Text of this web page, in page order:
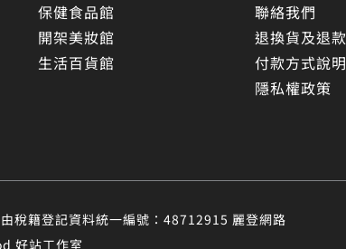
保健食品館
開架美妝館
生活百貨館
聯絡我們
退換貨及退款
付款方式說明
隱私權政策
籍登記資料統一編號：48712915 麗登網路
好站工作室